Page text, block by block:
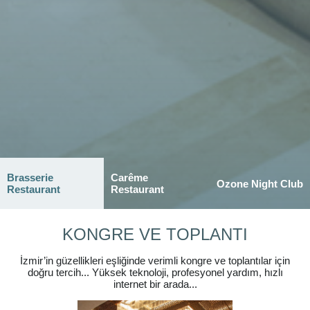
Brasserie
Restaurant
Carême
Restaurant
Ozone Night Club
KONGRE VE TOPLANTI
İzmir’in güzellikleri eşliğinde verimli kongre ve toplantılar için
doğru tercih... Yüksek teknoloji, profesyonel yardım, hızlı
internet bir arada...